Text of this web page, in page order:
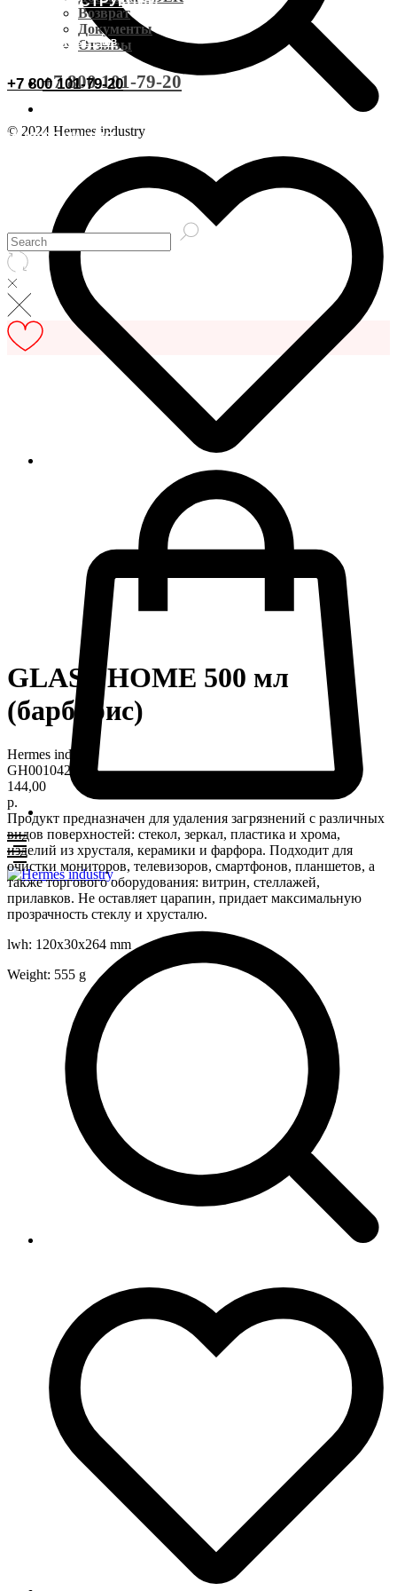
ОСТАВИТЬ ОТЗЫВ
+7 800 101-79-20
ИНФОРМАЦИЯ
Доставка CDEK
Документы
Возврат
Документы
Отзывы
+7 800 101-79-20
© 2024 Hermes industry
GLASS HOME 500 мл
(барбарис)
Hermes industry
GH0010424
144,00
р.
Продукт предназначен для удаления загрязнений с различных
видов поверхностей: стекол, зеркал, пластика и хрома,
изделий из хрусталя, керамики и фарфора. Подходит для
очистки мониторов, телевизоров, смартфонов, планшетов, а
также торгового оборудования: витрин, стеллажей,
прилавков. Не оставляет царапин, придает максимальную
прозрачность стеклу и хрусталю.
lwh: 120x30x264 mm
Weight: 555 g